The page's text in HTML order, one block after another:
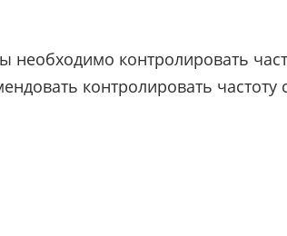
контролировать
контролировать